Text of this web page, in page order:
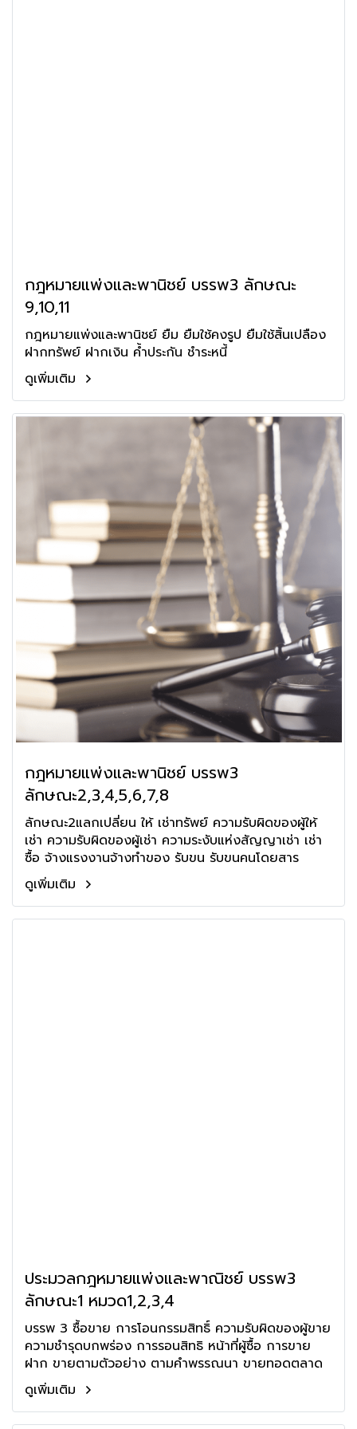
กฎหมายแพ่งและพานิชย์ บรรพ3 ลักษณะ
9,10,11
กฎหมายแพ่งและพานิชย์ ยืม ยืมใช้คงรูป ยืมใช้สิ้นเปลือง
ฝากทรัพย์ ฝากเงิน ค้ำประกัน ชำระหนี้
ดูเพิ่มเติม
กฎหมายแพ่งและพานิชย์ บรรพ3
ลักษณะ2,3,4,5,6,7,8
ลักษณะ2แลกเปลี่ยน ให้ เช่าทรัพย์ ความรับผิดของผู้ให้
เช่า ความรับผิดของผู้เช่า ความระงับแห่งสัญญาเช่า เช่า
ซื้อ จ้างแรงงานจ้างทำของ รับขน รับขนคนโดยสาร
ดูเพิ่มเติม
ประมวลกฎหมายแพ่งและพาณิชย์ บรรพ3
ลักษณะ1 หมวด1,2,3,4
บรรพ 3 ซื้อขาย การโอนกรรมสิทธิ์ ความรับผิดของผู้ขาย
ความชำรุดบกพร่อง การรอนสิทธิ หน้าที่ผู้ซื้อ การขาย
ฝาก ขายตามตัวอย่าง ตามคำพรรณนา ขายทอดตลาด
ดูเพิ่มเติม